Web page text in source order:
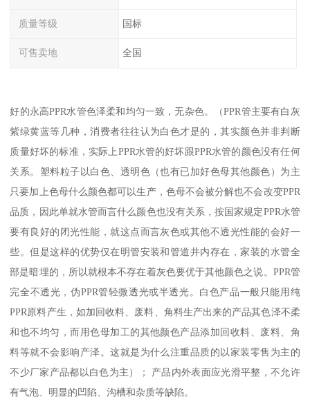
质量等级 国标
可售卖地 全国
好的永高PPR水管色泽柔和均匀一致，无杂色。（PPR管主要有白灰
紫绿黄蓝等几种，消费者往往认为白色才是的，其实颜色并非判断
质量好坏的标准，实际上PPR水管的好坏跟PPR水管的颜色没有任何
关系。塑料粒子以白色、透明色（也有已加好色母其他颜色）为主
只要加上色母什么颜色都可以生产，色母不会被分解也不会改变PPR
品质，因此单就水管而言什么颜色也没有关系，按国家规定PPR水管
要有良好的闭光性能，就这点而言灰色或其他不透光性能的会好一
些。但是这样的优势仅在明管安装和管道井内存在，家装的水管全
部是暗埋的，所以就根本不存在着灰色要优于其他颜色之说。PPR管
完全不透光，伪PPR管轻微透光或半透光。白色产品一般只能用纯
PPR原料产生，如加回收料、废料、角料生产出来的产品其色泽不柔
和也不均匀，而用色母加工的其他颜色产品添加回收料、废料、角
料等就不会影响产泽。这就是为什么注重品质的以家装零售为主的
不少厂家产品都以白色为主）； 产品内外表面应光滑平整，不允许
有气泡、明显的凹陷、沟槽和杂质等缺陷。